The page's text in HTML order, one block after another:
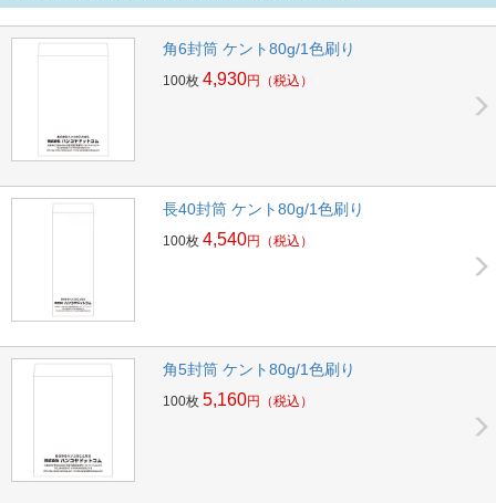
角6封筒 ケント80g/1色刷り
100枚 4,930円 （税込）
長40封筒 ケント80g/1色刷り
100枚 4,540円 （税込）
角5封筒 ケント80g/1色刷り
100枚 5,160円 （税込）